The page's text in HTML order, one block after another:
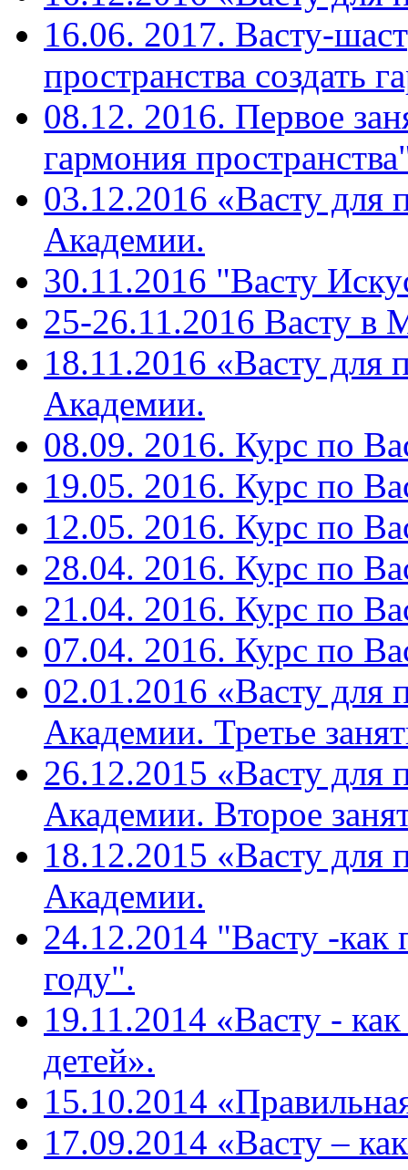
16.06. 2017. Васту-
пространства создать
08.12. 2016. Первое
гармония
03.12.2016 «Васту для
Академии.
30.11.2016 "Васту
25-26.11.2016 Васту в
18.11.2016 «Васту для
Академии.
08.09. 2016. Курс по
19.05. 2016. Курс по
12.05. 2016. Курс по
28.04. 2016. Курс по
21.04. 2016. Курс по
07.04. 2016. Курс по
02.01.2016 «Васту для
Академии. Третье
26.12.2015 «Васту для
Академии. Второе
18.12.2015 «Васту для
Академии.
24.12.2014 "Васту -как
году".
19.11.2014 «Васту -
детей».
15.10.2014
17.09.2014 «Васту –